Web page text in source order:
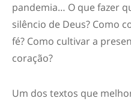
pandemia… O que fazer
silêncio de Deus? Como
fé? Como cultivar a
coração?
Um dos textos que